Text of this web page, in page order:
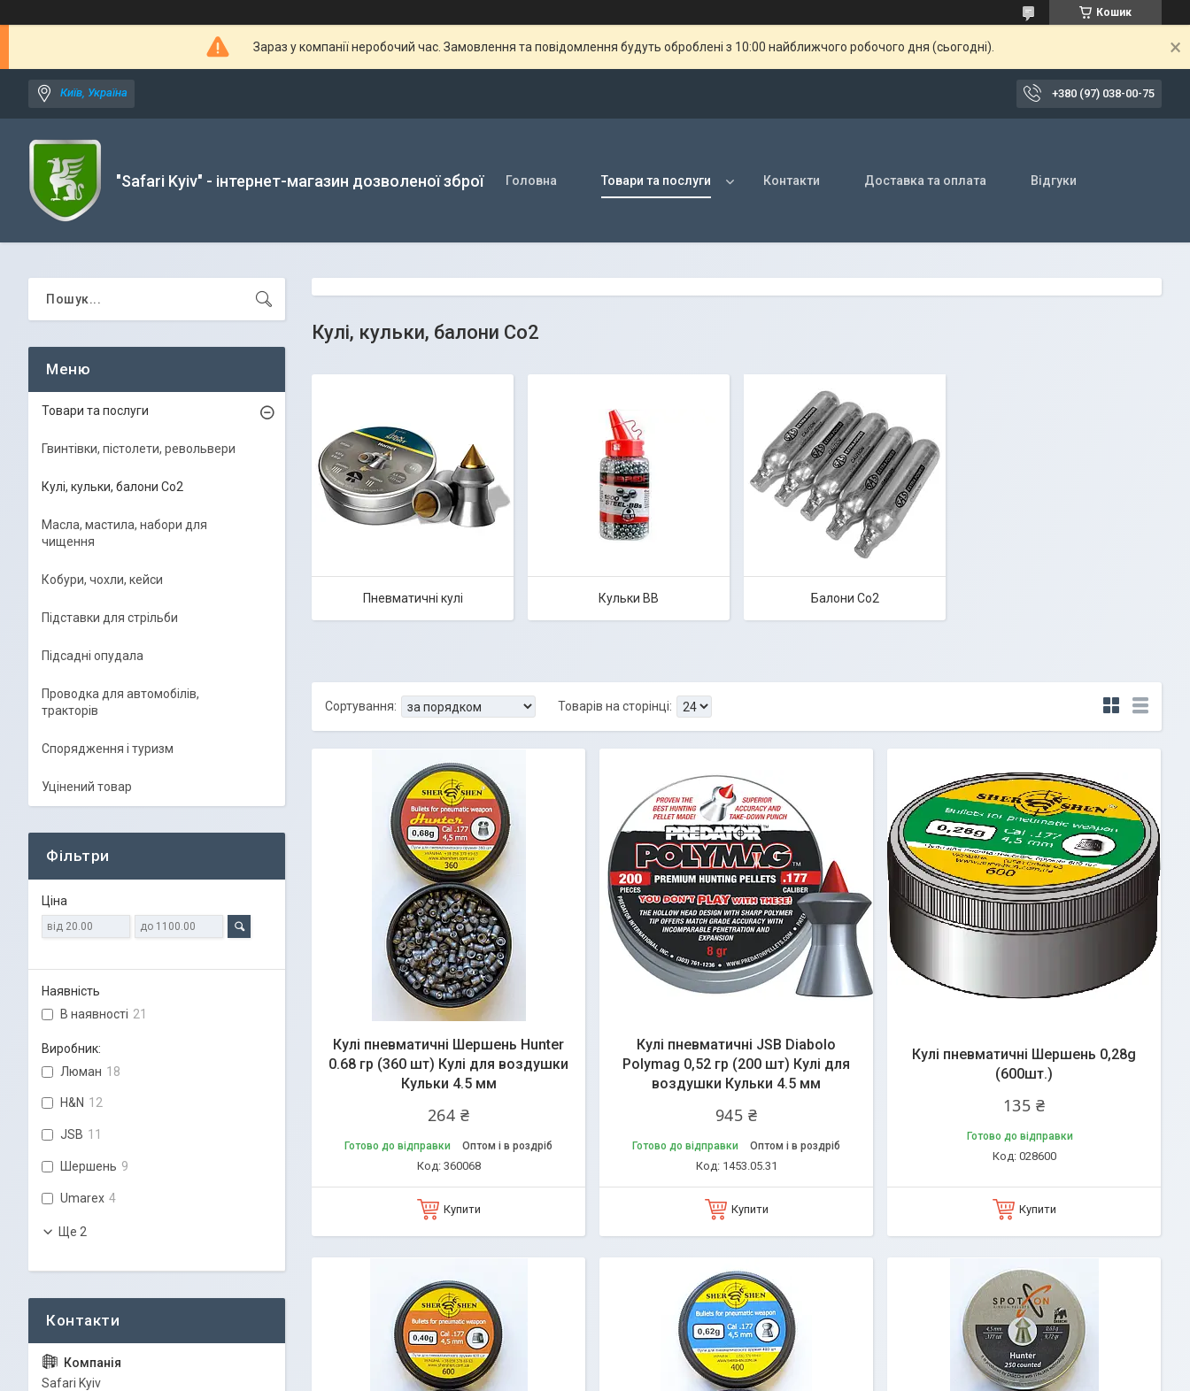
Кошик
Зараз у компанії неробочий час. Замовлення та повідомлення будуть оброблені з 10:00 найближчого робочого дня (сьогодні).
Київ, Україна +380 (97) 038-00-75
"Safari Kyiv" - інтернет-магазин дозволеної зброї Головна Товари та послуги Контакти Доставка та оплата Відгуки
Кулі, кульки, балони Co2
Пневматичні кулі Кульки ВВ Балони Со2
Кулі пневматичні Шершень Hunter
0.68 гр (360 шт) Кулі для воздушки
Кульки 4.5 мм
264 ₴
Готово до відправки Оптом і в роздріб
360068
Купити
Кулі пневматичні JSB Diabolo
Polymag 0,52 гр (200 шт) Кулі для
воздушки Кульки 4.5 мм
945 ₴
Готово до відправки Оптом і в роздріб
1453.05.31
Купити
Кулі пневматичні Шершень 0,28g
(600шт.)
135 ₴
Готово до відправки
028600
Купити
Товари та послуги
Гвинтівки, пістолети, револьвери
Кулі, кульки, балони Co2
Масла, мастила, набори для
чищення
Кобури, чохли, кейси
Підставки для стрільби
Підсадні опудала
Проводка для автомобілів,
тракторів
Спорядження і туризм
Уцінений товар
Фільтри
Ціна
Наявність
В наявності 21
Виробник:
Люман 18
H&N 12
JSB 11
Шершень 9
Umarex 4
Ще 2
Safari Kyiv